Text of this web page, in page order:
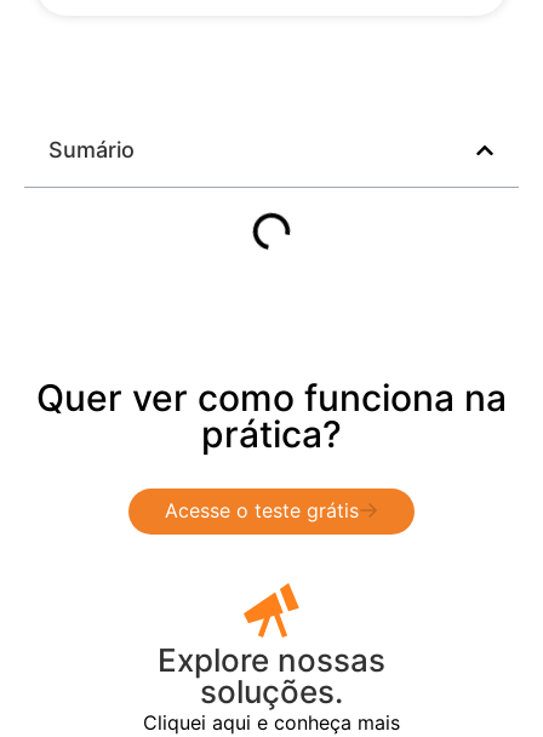
Sumário
Quer ver como funciona na
prática?
Acesse o teste grátis
Explore nossas
soluções.
Cliquei aqui e conheça mais